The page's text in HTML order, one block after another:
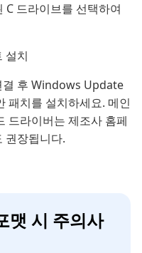
C 드라이브를 선택하여
설치
결 후 Windows Update
패치를 설치하세요. 메인
드라이버는 제조사 홈페
권장됩니다.
맷 시 주의사